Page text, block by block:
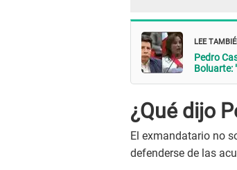
LEE
Pedro
Boluarte:
¿Qué dijo
El exmandatario no
defenderse de las